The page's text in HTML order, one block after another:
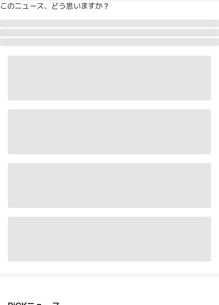
このニュース、どう思いますか？